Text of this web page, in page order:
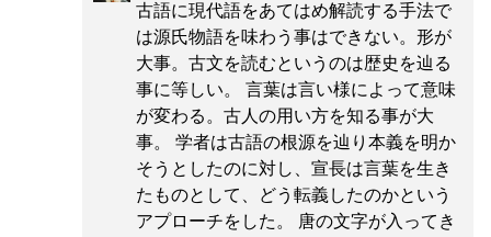
古語に現代語をあてはめ解読する手法で
は源氏物語を味わう事はできない。形が
大事。古文を読むというのは歴史を辿る
事に等しい。 言葉は言い様によって意味
が変わる。古人の用い方を知る事が大
事。 学者は古語の根源を辿り本義を明か
そうとしたのに対し、宣長は言葉を生き
たものとして、どう転義したのかという
アプローチをした。 唐の文字が入ってき